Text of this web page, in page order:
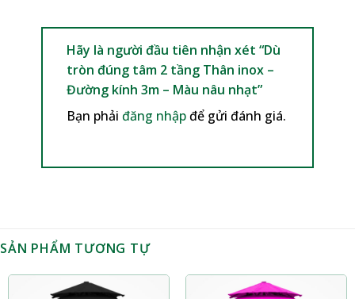
Hãy là người đầu tiên nhận xét “Dù
tròn đúng tâm 2 tầng Thân inox –
Đường kính 3m – Màu nâu nhạt”
Bạn phải đăng nhậpđể gửi đánh giá.
SẢN PHẨM TƯƠNG TỰ